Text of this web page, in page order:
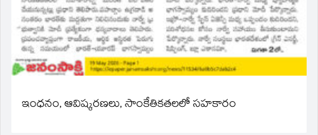
ఇంధనం, ఆవిష్కరణలు, సాంకేతికతలలో సహకారం